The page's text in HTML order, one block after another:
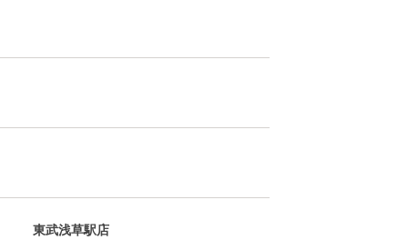
東武浅草駅店